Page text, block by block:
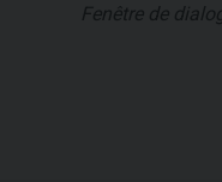
Fenêtre de